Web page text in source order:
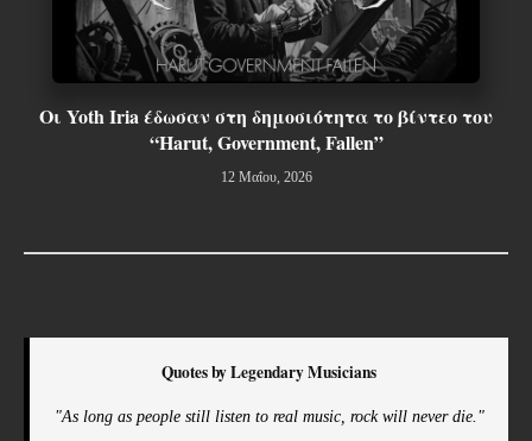
Οι Yoth Iria έδωσαν στη δημοσιότητα το βίντεο του
“Harut, Government, Fallen”
12 Μαΐου, 2026
Quotes by Legendary Musicians
"As long as people still listen to real music, rock will never die."